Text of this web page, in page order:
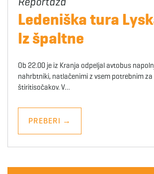
Ledeniška tura
Iz špaltne
Ob 22.00 je iz Kranja odpeljal avtobus
nahrbtniki, natlačenimi z vsem potrebnim za
štiritisočakov. V…
PREBERI →